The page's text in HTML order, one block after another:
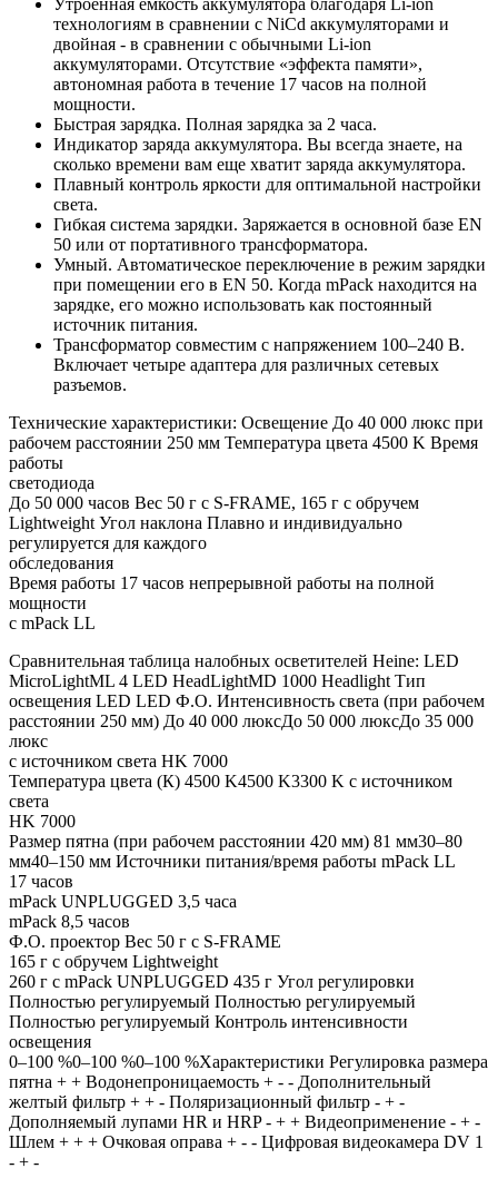
технологиям в сравнении с NiCd аккумуляторами и
двойная - в сравнении с обычными Li-ion
аккумуляторами. Отсутствие «эффекта памяти»,
автономная работа в течение 17 часов на полной
мощности.
Быстрая зарядка. Полная зарядка за 2 часа.
Индикатор заряда аккумулятора. Вы всегда знаете, на
сколько времени вам еще хватит заряда аккумулятора.
Плавный контроль яркости для оптимальной настройки
света.
Гибкая система зарядки. Заряжается в основной базе EN
50 или от портативного трансформатора.
Умный. Автоматическое переключение в режим зарядки
при помещении его в EN 50. Когда mPack находится на
зарядке, его можно использовать как постоянный
источник питания.
Трансформатор совместим с напряжением 100–240 В.
Включает четыре адаптера для различных сетевых
разъемов.
Технические характеристики: Освещение До 40 000 люкс при
рабочем расстоянии 250 мм Температура цвета 4500 K Время
работы
светодиода
До 50 000 часов Вес 50 г с S-FRAME, 165 г с обручем
Lightweight Угол наклона Плавно и индивидуально
регулируется для каждого
обследования
Время работы 17 часов непрерывной работы на полной
мощности
с mPack LL
Сравнительная таблица налобных осветителей Heine: LED
MicroLightML 4 LED HeadLightMD 1000 Headlight Тип
освещения LED LED Ф.О. Интенсивность света (при рабочем
расстоянии 250 мм) До 40 000 люксДо 50 000 люксДо 35 000
люкс
с источником света HK 7000
Температура цвета (К) 4500 K4500 K3300 K с источником
света
HK 7000
Размер пятна (при рабочем расстоянии 420 мм) 81 мм30–80
мм40–150 мм Источники питания/время работы mPack LL
17 часов
mPack UNPLUGGED 3,5 часа
mPack 8,5 часов
Ф.О. проектор Вес 50 г с S-FRAME
165 г с обручем Lightweight
260 г с mPack UNPLUGGED 435 г Угол регулировки
Полностью регулируемый Полностью регулируемый
Полностью регулируемый Контроль интенсивности
освещения
0–100 %0–100 %0–100 %Характеристики Регулировка размера
пятна + + Водонепроницаемость + - - Дополнительный
желтый фильтр + + - Поляризационный фильтр - + -
Дополняемый лупами HR и HRP - + + Видеоприменение - + -
Шлем + + + Очковая оправа + - - Цифровая видеокамера DV 1
- + -